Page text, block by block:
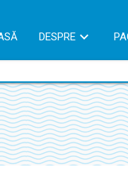
DESPRE